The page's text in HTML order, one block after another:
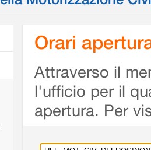
Orari
Attraverso il
l'ufficio per il
apertura. Per